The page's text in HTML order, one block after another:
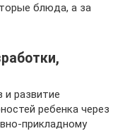
блюда, а за
и развитие
ребенка через
прикладному